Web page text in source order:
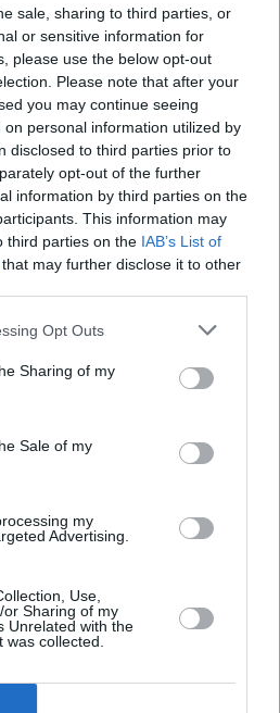
sale, sharing to third parties, or
or sensitive information for
please use the below opt-out
Please note that after your
you may continue seeing
personal information utilized by
disclosed to third parties prior to
opt-out of the further
information by third parties on the
This information may
third parties on the IAB’s List of
that may further disclose it to other
Opt Outs
Sharing of my
Sale of my
my
Advertising.
Use,
Sharing of my
Unrelated with the
collected.
elokuussa
5 kpl
7 kpl
Miten paljon
Maaliskuussa
Kesäkuussa
Syyskuussa